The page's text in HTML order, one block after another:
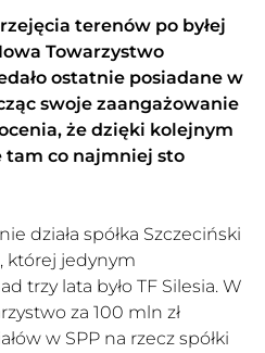
terenów po byłej
Towarzystwo
ostatnie posiadane w
swoje zaangażowanie
że dzięki kolejnym
co najmniej sto
działa spółka Szczeciński
której jedynym
trzy lata było TF Silesia. W
za 100 mln zł
w SPP na rzecz spółki